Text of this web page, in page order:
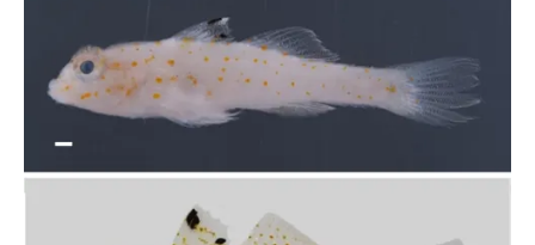
送審台東知本濕地的主要水源來自射馬干大排，遇颱風豪
雨易往農田淹水，農民長期盼整治，但與保育團體為維護
濕地立場相左，治理計畫延宕多年無法通過。經縣府協
調，找出無礙濕地的方法，將在尾水採用分流，颱風時直
排入海，平時則一樣排入濕地，待水利署核定後，即可爭
取經費整治大排並開闢防汛道路。（自由時報報導）